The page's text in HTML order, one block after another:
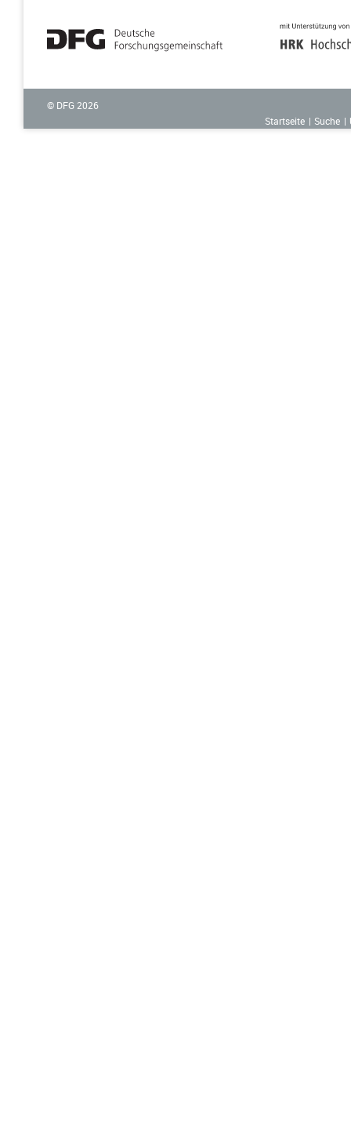
© DFG 2026
Startseite
Suche